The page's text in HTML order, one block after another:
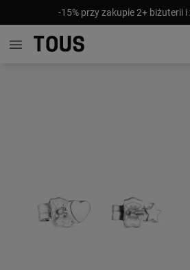
-15% przy zakupie 2+ biżuterii